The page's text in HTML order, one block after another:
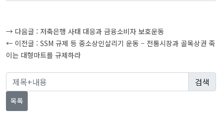
글
탐
색
→ 다음글 : 저축은행 사태 대응과 금융소비자 보호운동
← 이전글 : SSM 규제 등 중소상인살리기 운동 – 전통시장과 골목상권 죽
이는 대형마트를 규제하라
목록